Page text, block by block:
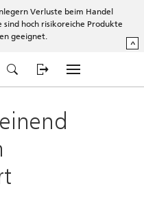
Verluste beim Handel
hoch risikoreiche Produkte
geeignet.
^